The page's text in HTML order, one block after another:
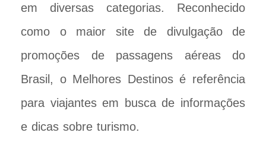
em diversas categorias. Reconhecido
como o maior site de divulgação de
promoções de passagens aéreas do
Brasil, o Melhores Destinos é referência
para viajantes em busca de informações
e dicas sobre turismo.